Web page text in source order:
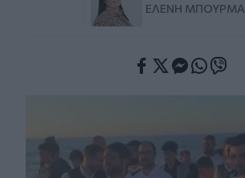
ΕΛΈΝΗ ΜΠΟΥΡΜΆ